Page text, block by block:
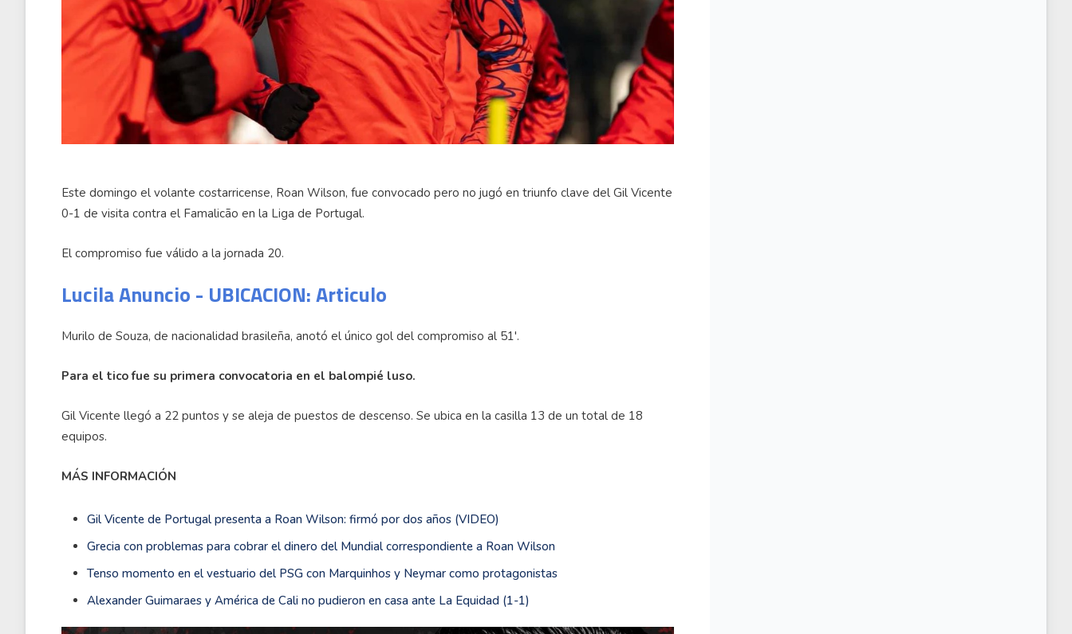
Este domingo el volante costarricense, Roan Wilson, fue convocado pero no jugó en triunfo clave del Gil Vicente
0-1 de visita contra el Famalicão en la Liga de Portugal.
El compromiso fue válido a la jornada 20.
Lucila Anuncio - UBICACION: Articulo
Murilo de Souza, de nacionalidad brasileña, anotó el único gol del compromiso al 51'.
Para el tico fue su primera convocatoria en el balompié luso.
Gil Vicente llegó a 22 puntos y se aleja de puestos de descenso. Se ubica en la casilla 13 de un total de 18
equipos.
MÁS INFORMACIÓN
Gil Vicente de Portugal presenta a Roan Wilson: firmó por dos años (VIDEO)
Grecia con problemas para cobrar el dinero del Mundial correspondiente a Roan Wilson
Tenso momento en el vestuario del PSG con Marquinhos y Neymar como protagonistas
Alexander Guimaraes y América de Cali no pudieron en casa ante La Equidad (1-1)